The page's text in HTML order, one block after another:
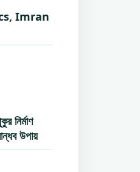
Imran
নির্মাণ
উপায়